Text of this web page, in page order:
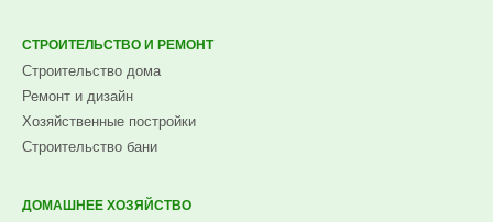
СТРОИТЕЛЬСТВО И РЕМОНТ
Строительство дома
Ремонт и дизайн
Хозяйственные постройки
Строительство бани
ДОМАШНЕЕ ХОЗЯЙСТВО